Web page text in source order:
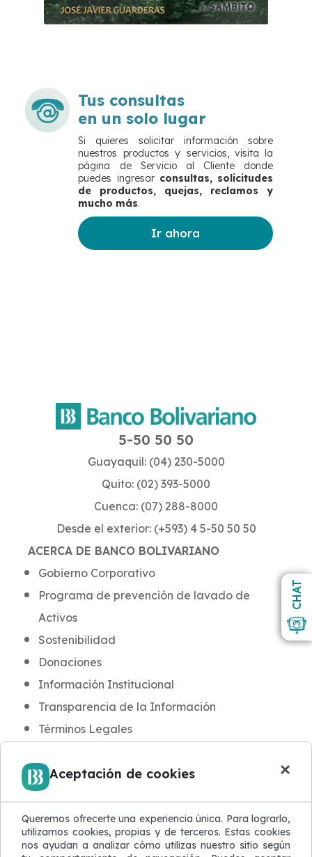
CHAT
Aceptación de cookies ×
Queremos ofrecerte una experiencia única. Para lograrlo,
utilizamos cookies, propias y de terceros. Estas cookies
nos ayudan a analizar cómo utilizas nuestro sitio según
Tus consultas
en un solo lugar
Si quieres solicitar información sobre
nuestros productos y servicios, visita la
página de Servicio al Cliente donde
puedes ingresar consultas, solicitudes
de productos, quejas, reclamos
y
mucho más.
Ir ahora
ACERCA DE BANCO BOLIVARIANO
Gobierno Corporativo
Programa de prevención de lavado de
Activos
Sostenibilidad
Donaciones
Información Institucional
Transparencia de la Información
Términos Legales
Noticias y Novedades
Blog de Seguridad
Protección de Datos
5-50 50 50
Guayaquil: (04) 230-5000
Quito: (02) 393-5000
Cuenca: (07) 288-8000
Desde el exterior: (+593) 4 5-50 50 50